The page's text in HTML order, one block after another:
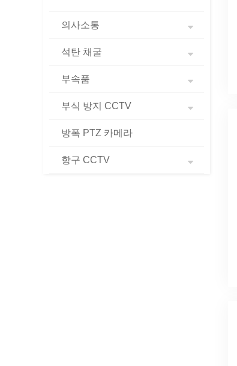
의사소통
석탄 채굴
부속품
부식 방지 CCTV
방폭 PTZ 카메라
항구 CCTV